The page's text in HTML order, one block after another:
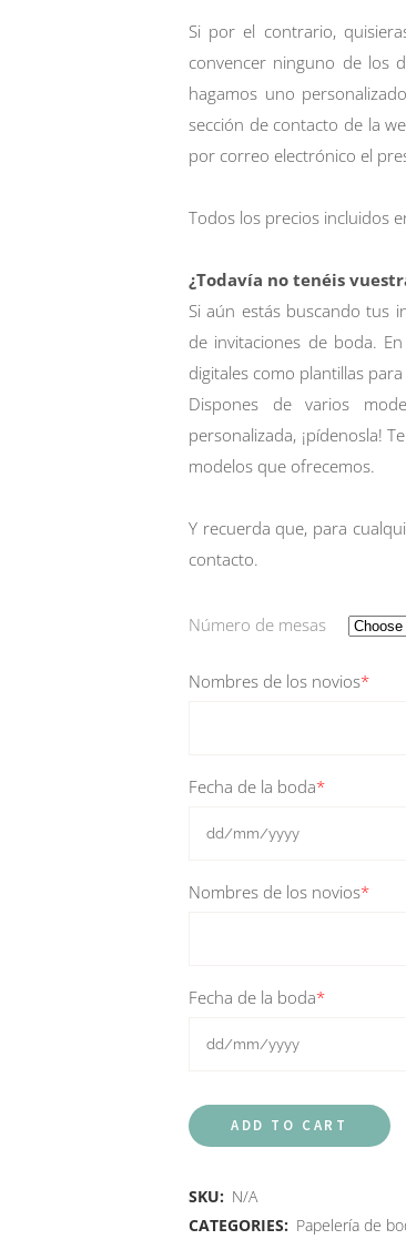
Si por el contrario,
convencer ninguno de los
hagamos uno
sección de contacto de la
por correo electrónico el
Todos los precios incluidos
¿Todavía no tenéis
Si aún estás buscando tus
de invitaciones de boda.
digitales como plantillas
Dispones de varios
personalizada, ¡pídenosla!
modelos que ofrecemos.
Y recuerda que, para
contacto.
Número de mesas
Nombres de los novios*
Fecha de la boda*
Nombres de los novios*
Fecha de la boda*
ADD TO CART
SKU: N/A
CATEGORIES: Papelería de